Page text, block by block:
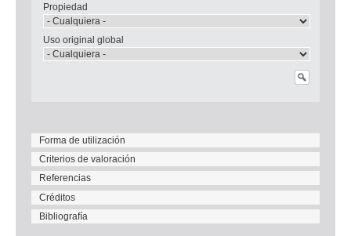
Propiedad
Uso original global
Forma de utilización
Criterios de valoración
Referencias
Créditos
Bibliografía